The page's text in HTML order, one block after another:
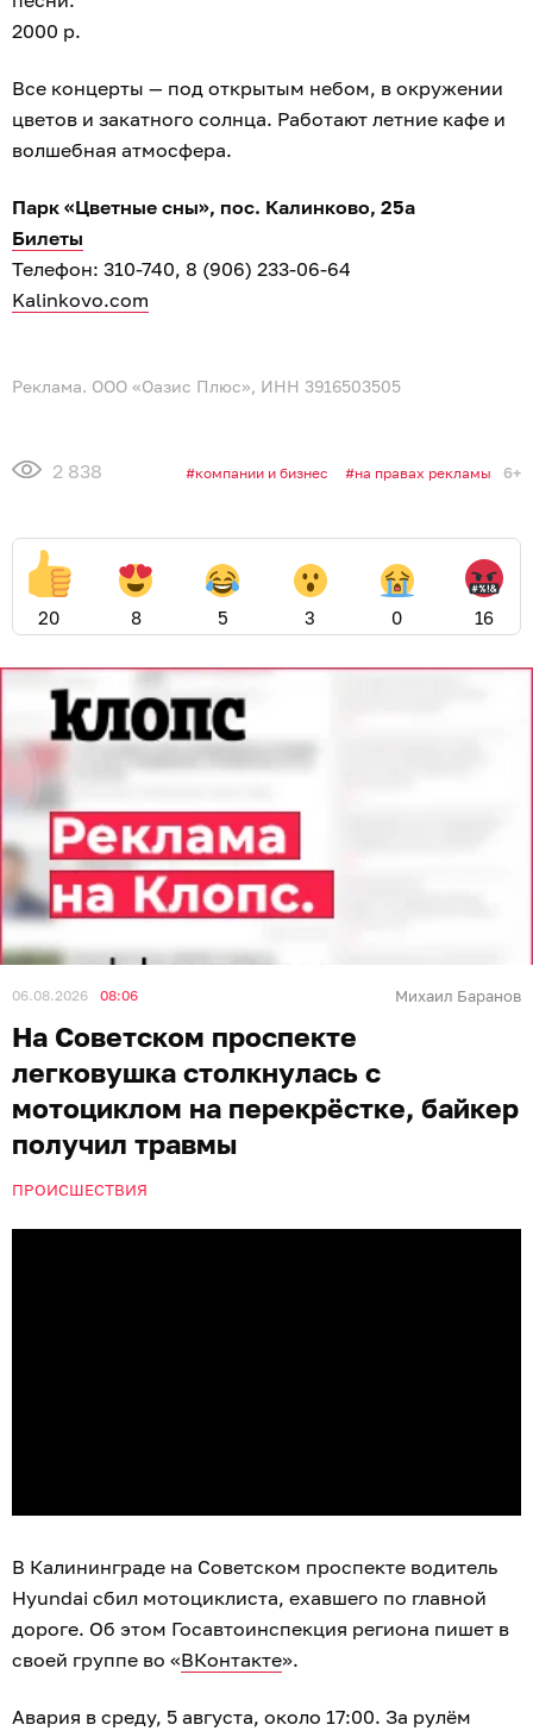
2000 р.
Все концерты — под открытым небом, в окружении
цветов и закатного солнца. Работают летние кафе и
волшебная атмосфера.
Парк «Цветные сны», пос. Калинково, 25а
Билеты
Телефон: 310-740, 8 (906) 233-06-64
Kalinkovo.com
Реклама. ООО «Оазис Плюс», ИНН 3916503505
2 838 компании и бизнес на правах рекламы 6+
20 8 5 3 0 16
06.08.2026 08:06 Михаил Баранов
На Советском проспекте
легковушка столкнулась с
мотоциклом на перекрёстке, байкер
получил травмы
ПРОИСШЕСТВИЯ
В Калининграде на Советском проспекте водитель
Hyundai сбил мотоциклиста, ехавшего по главной
дороге. Об этом Госавтоинспекция региона пишет в
своей группе во «ВКонтакте».
Авария в среду, 5 августа, около 17:00. За рулём